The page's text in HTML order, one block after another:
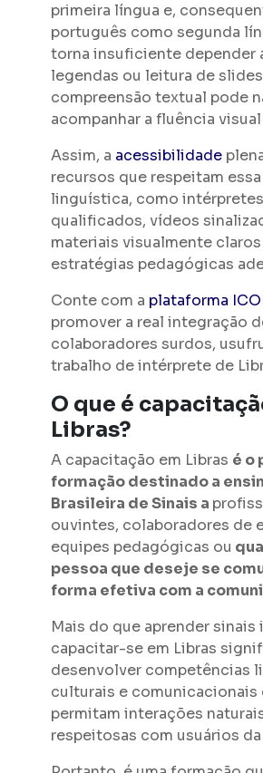
primeira língua e,
português como segunda
torna insuficiente depender
legendas ou leitura de
compreensão textual pode
acompanhar a fluência
Assim, a acessibilidade
recursos que respeitam
linguística, como intérpretes
qualificados, vídeos
materiais visualmente
estratégias pedagógicas
Conte com a plataforma
promover a real integração
colaboradores surdos,
trabalho de intérprete de
O que é
Libras?
A capacitação em Libras é o
formação destinado a
Brasileira de Sinais a
ouvintes, colaboradores de
equipes pedagógicas ou
pessoa que deseje se
forma efetiva com a
Mais do que aprender sinais
capacitar-se em Libras
desenvolver competências
culturais e comunicacionais
permitam interações
respeitosas com usuários